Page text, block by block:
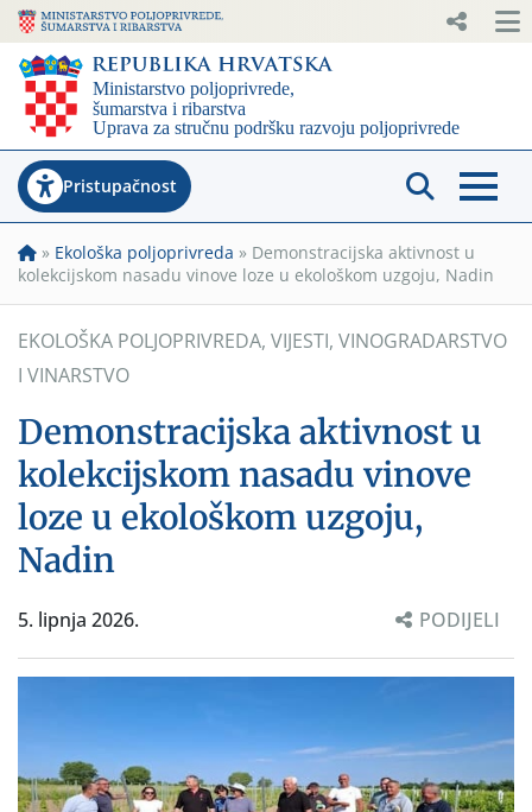
Pristupačnost
» Ekološka poljoprivreda » Demonstracijska aktivnost u
kolekcijskom nasadu vinove loze u ekološkom uzgoju, Nadin
EKOLOŠKA POLJOPRIVREDA, VIJESTI, VINOGRADARSTVO
I VINARSTVO
Demonstracijska aktivnost u
kolekcijskom nasadu vinove
loze u ekološkom uzgoju,
Nadin
5. lipnja 2026. PODIJELI